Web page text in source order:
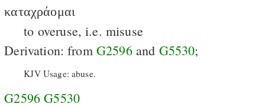
καταχράομαι
to overuse, i.e. misuse
Derivation: from G2596and G5530;
KJV Usage: abuse.
G2596 G5530